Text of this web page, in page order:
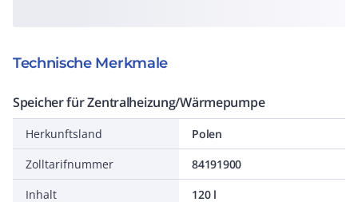
Technische Merkmale
Speicher für Zentralheizung/Wärmepumpe
Herkunftsland
Polen
Zolltarifnummer
84191900
Inhalt
120 l